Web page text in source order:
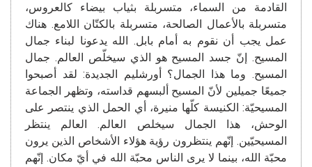
القادمة من السماء، متسربلة بثياب بيضاء كالعروس،
متسربلة بالأعمال الصالحة، متسربلة بالكتّان اللامع. هناك
عمل يجب أن نقوم به أمام بابل. الله يدعونا لبناء جمال
المسيح. إنّ جسد المسيح هو الذي سيخلّص العالم. جمال
المسيح. وما هذا الجمال؟ أورشليم الجديدة: لقد أصبحوا
جميعًا جميلين لأنّ المسيح ألبسهم قداسته، وتظهر الجماعة
المسيحيّة: الكنيسة كلّها منيرة، أي الحمل الذي ينتصر على
الوحش، هذا الجمال سيخلص العالم. العالم ينتظر
المسيحيّين. إنّهم ينتظرون رؤية هؤلاء الأشخاص الذين يرون
محبّة الله، بينما لا يرى الناس محبّة الله في أيّ مكان. إنّهم